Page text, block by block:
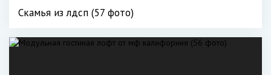
Скамья из лдсп (57 фото)